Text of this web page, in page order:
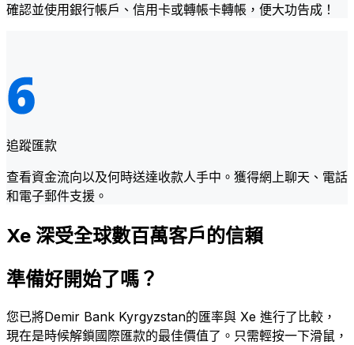
確認並使用銀行帳戶、信用卡或轉帳卡轉帳，便大功告成！
追蹤匯款
查看資金流向以及何時送達收款人手中。獲得網上聊天、電話
和電子郵件支援。
Xe 深受全球數百萬客戶的信賴
準備好開始了嗎？
您已將Demir Bank Kyrgyzstan的匯率與 Xe 進行了比較，
現在是時候解鎖國際匯款的最佳價值了。只需輕按一下滑鼠，